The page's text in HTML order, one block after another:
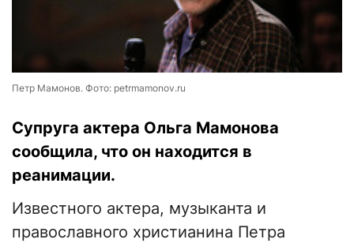
Петр Мамонов. Фото: petrmamonov.ru
Супруга актера Ольга Мамонова
сообщила, что он находится в
реанимации.
Известного актера, музыканта и
православного христианина Петра